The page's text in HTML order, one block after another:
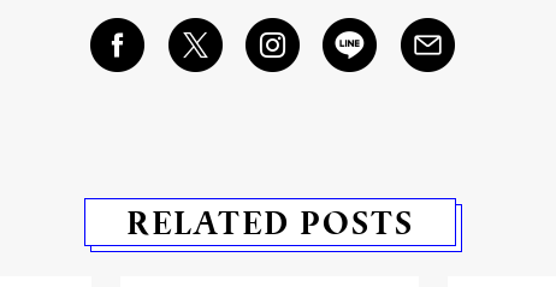
RELATED POSTS